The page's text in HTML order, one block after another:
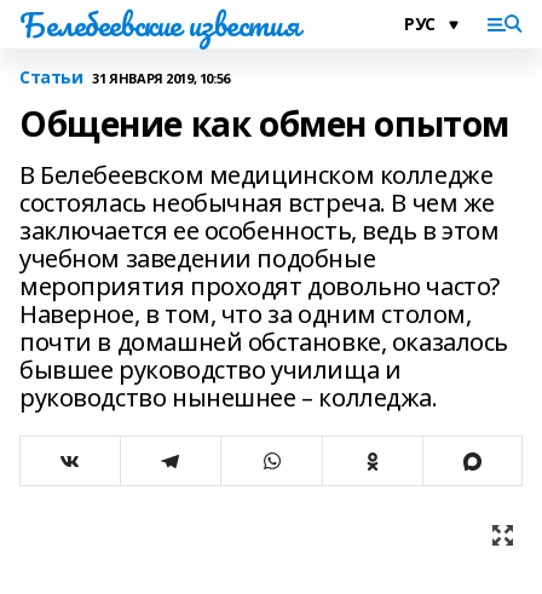
Белебеевские известия
Статьи 31 ЯНВАРЯ 2019, 10:56
Общение как обмен опытом
В Белебеевском медицинском колледже
состоялась необычная встреча. В чем же
заключается ее особенность, ведь в этом
учебном заведении подобные
мероприятия проходят довольно часто?
Наверное, в том, что за одним столом,
почти в домашней обстановке, оказалось
бывшее руководство училища и
руководство нынешнее – колледжа.